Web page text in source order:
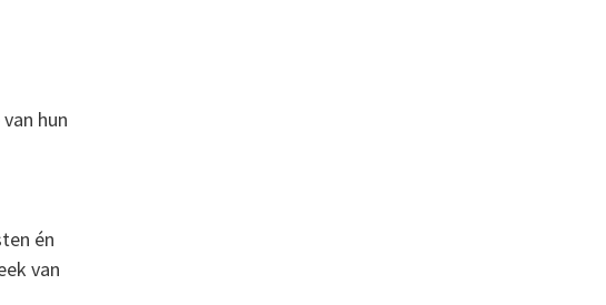
hun
én
van